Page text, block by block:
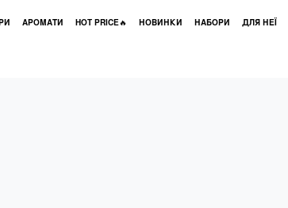
АРОМАТИ HOT PRICE🔥 НОВИНКИ НАБОРИ ДЛЯ НЕЇ